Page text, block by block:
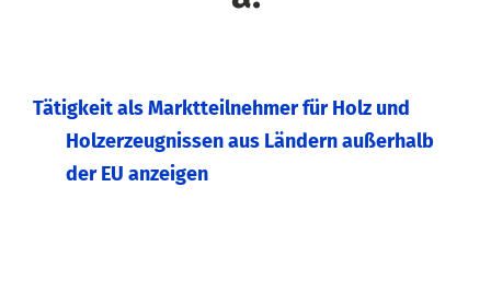
Tätigkeit als Marktteilnehmer für Holz und
Holzerzeugnissen aus Ländern außerhalb
der EU anzeigen